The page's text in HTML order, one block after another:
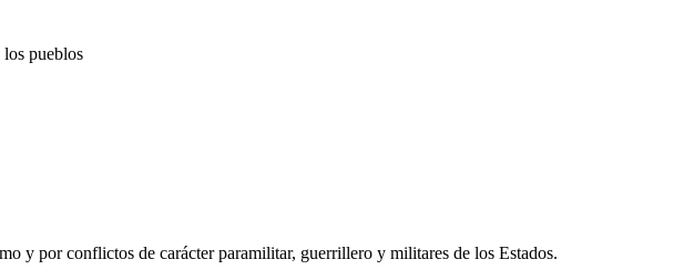
pueblos
y por conflictos de carácter paramilitar, guerrillero y militares de los Estados.